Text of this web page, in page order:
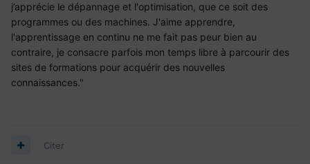
j’apprécie le dépannage et l'optimisation, que ce soit des
programmes ou des machines. J'aime apprendre,
l'apprentissage en continu ne me fait pas peur bien au
contraire, je consacre parfois mon temps libre à parcourir des
sites de formations pour acquérir des nouvelles
connaissances."
Citer